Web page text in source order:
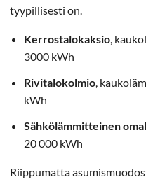
tyypillisesti on.
Kerrostalokaksio,
3000 kWh
Rivitalokolmio,
kWh
Sähkölämmitteinen
20 000 kWh
Riippumatta